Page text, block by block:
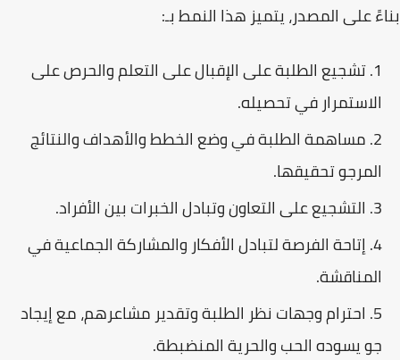
بناءً على المصدر، يتميز هذا النمط بـ:
تشجيع الطلبة على الإقبال على التعلم والحرص على
الاستمرار في تحصيله.
مساهمة الطلبة في وضع الخطط والأهداف والنتائج
المرجو تحقيقها.
التشجيع على التعاون وتبادل الخبرات بين الأفراد.
إتاحة الفرصة لتبادل الأفكار والمشاركة الجماعية في
المناقشة.
احترام وجهات نظر الطلبة وتقدير مشاعرهم، مع إيجاد
جو يسوده الحب والحرية المنضبطة.